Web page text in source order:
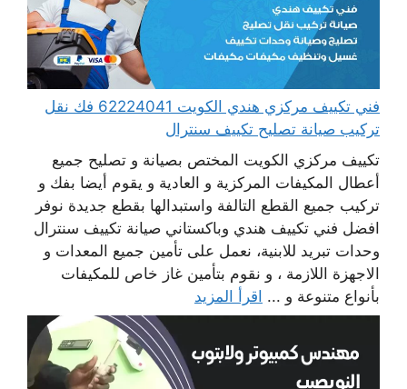
فني تكييف مركزي هندي الكويت 62224041 فك نقل
تركيب صيانة تصليح تكييف سنترال
تكييف مركزي الكويت المختص بصيانة و تصليح جميع
أعطال المكيفات المركزية و العادية و يقوم أيضا بفك و
تركيب جميع القطع التالفة واستبدالها بقطع جديدة نوفر
افضل فني تكييف هندي وباكستاني صيانة تكييف سنترال
وحدات تبريد للابنية، نعمل على تأمين جميع المعدات و
الاجهزة اللازمة ، و نقوم بتأمين غاز خاص للمكيفات
بأنواع متنوعة و ... اقرأ المزيد